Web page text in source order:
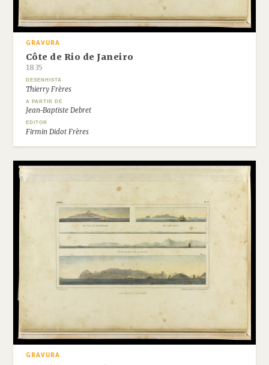
GRAVURA
Côte de Rio de Janeiro
1835
DESENHISTA
Thierry Frères
A PARTIR DE
Jean-Baptiste Debret
EDITOR
Firmin Didot Frères
GRAVURA